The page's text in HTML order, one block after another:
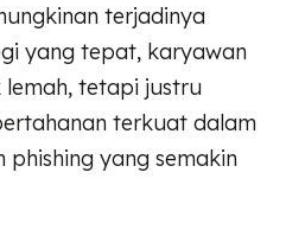
terjadinya
yang tepat, karyawan
tetapi justru
terkuat dalam
yang semakin